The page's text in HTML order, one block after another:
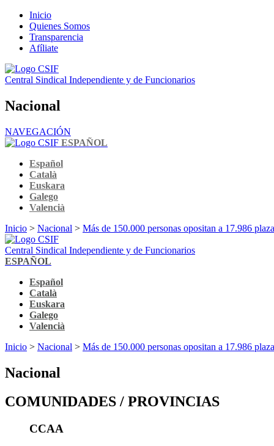
Inicio
Quienes Somos
Transparencia
Afíliate
Central Sindical Independiente y de Funcionarios
Nacional
NAVEGACIÓN
ESPAÑOL
Español
Català
Euskara
Galego
Valencià
Inicio > Nacional > Más de 150.000 personas opositan a 17.986
Central Sindical Independiente y de Funcionarios
ESPAÑOL
Español
Català
Euskara
Galego
Valencià
Inicio > Nacional > Más de 150.000 personas opositan a 17.986
Nacional
COMUNIDADES / PROVINCIAS
CCAA